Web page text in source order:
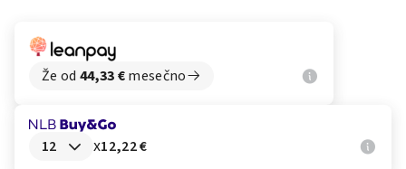
Že od 44,33€mesečno
x12,22 €